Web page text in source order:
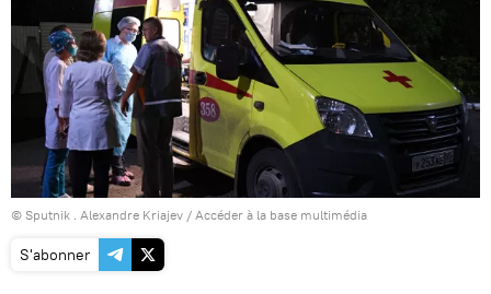
© Sputnik . Alexandre Kriajev / Accéder à la base multimédia
S'abonner